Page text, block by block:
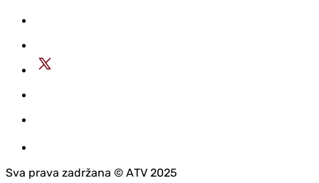
Sva prava zadržana © АTV 2025